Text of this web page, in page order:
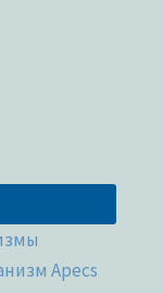
Apecs